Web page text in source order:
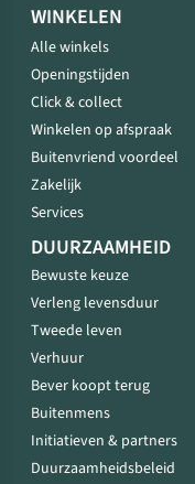
WINKELEN
Alle winkels
Openingstijden
Click & collect
Winkelen op afspraak
Buitenvriend voordeel
Zakelijk
Services
DUURZAAMHEID
Bewuste keuze
Verleng levensduur
Tweede leven
Verhuur
Bever koopt terug
Buitenmens
Initiatieven & partners
Duurzaamheidsbeleid